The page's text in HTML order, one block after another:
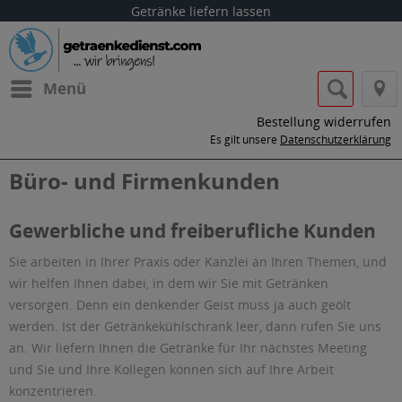
Getränke liefern lassen
Menü
Bestellung widerrufen
Es gilt unsere Datenschutzerklärung
Büro- und Firmenkunden
Gewerbliche und freiberufliche Kunden
Sie arbeiten in Ihrer Praxis oder Kanzlei an Ihren Themen, und
wir helfen Ihnen dabei, in dem wir Sie mit Getränken
versorgen. Denn ein denkender Geist muss ja auch geölt
werden. Ist der Getränkekühlschrank leer, dann rufen Sie uns
an. Wir liefern Ihnen die Getränke für Ihr nächstes Meeting
und Sie und Ihre Kollegen können sich auf Ihre Arbeit
konzentrieren.